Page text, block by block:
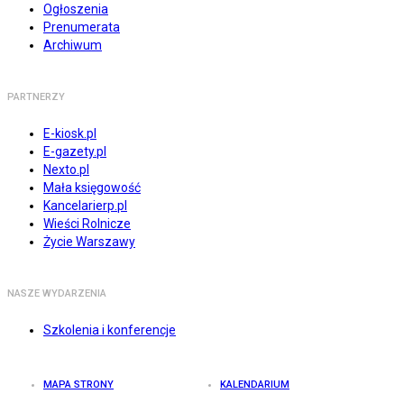
Ogłoszenia
Prenumerata
Archiwum
PARTNERZY
E-kiosk.pl
E-gazety.pl
Nexto.pl
Mała księgowość
Kancelarierp.pl
Wieści Rolnicze
Życie Warszawy
NASZE WYDARZENIA
Szkolenia i konferencje
MAPA STRONY KALENDARIUM